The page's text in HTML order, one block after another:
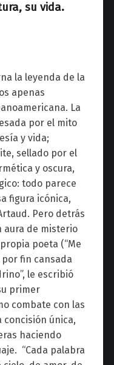
su vida.
la leyenda de la
apenas
La
por el mito
y vida;
sellado por el
y oscura,
todo parece
figura icónica,
. Pero detrás
aura de misterio
propia poeta (“Me
fin cansada
le escribió
primer
combate con las
concisión única,
haciendo
“Cada palabra